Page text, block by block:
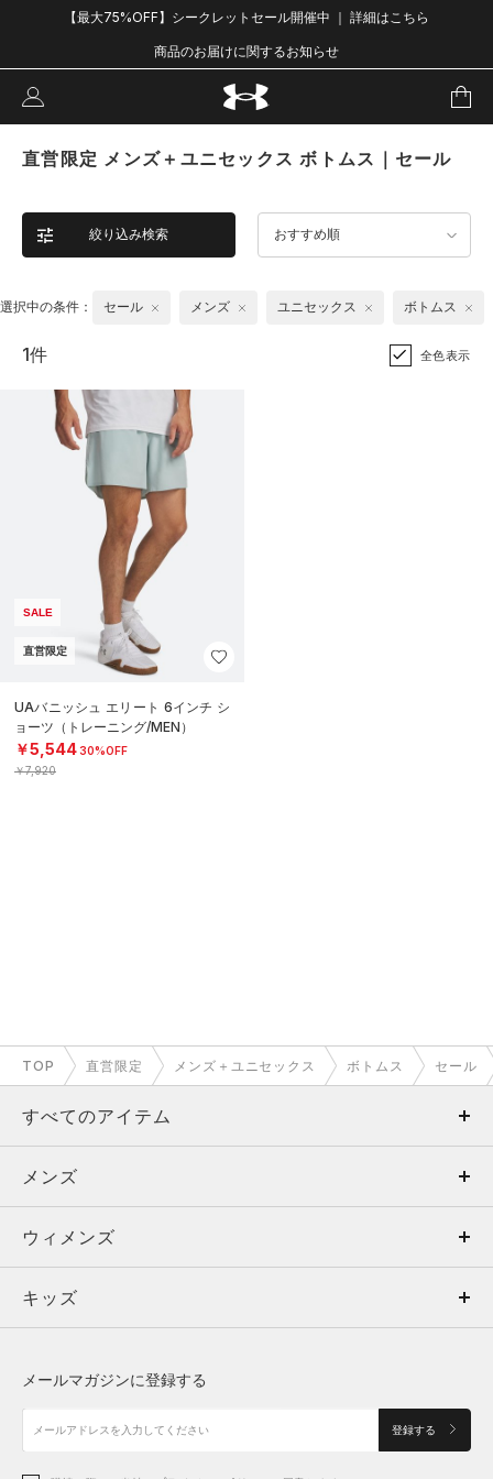
【最大75%OFF】シークレットセール開催中 ｜ 詳細はこちら
商品のお届けに関するお知らせ
直営限定 メンズ＋ユニセックス ボトムス｜セール
絞り込み検索 おすすめ順
選択中の条件： セール メンズ ユニセックス ボトムス
1件 全色表示
SALE
直営限定
UAバニッシュ エリート 6インチ シ
ョーツ（トレーニング/MEN）
￥5,54430%OFF
￥7,920
TOP 直営限定 メンズ＋ユニセックス ボトムス セール
すべてのアイテム
メンズ
ウィメンズ
キッズ
アクセサリー
メンズ
トップス
ボトムス
アクセサリー
ウィメンズ
トップス
シューズ
キッズ
メールマガジンに登録する
登録する